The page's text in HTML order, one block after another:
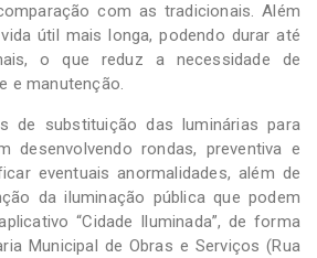
com as tradicionais. Além
útil mais longa, podendo durar até
o que reduz a necessidade de
e manutenção.
de substituição das luminárias para
desenvolvendo rondas, preventiva e
eventuais anormalidades, além de
da iluminação pública que podem
“Cidade Iluminada”, de forma
Municipal de Obras e Serviços (Rua